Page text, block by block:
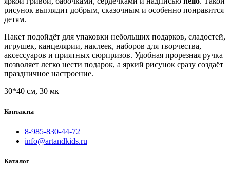
рисунок выглядит добрым, сказочным и особенно понравится
детям.
Пакет подойдёт для упаковки небольших подарков, сладостей,
игрушек, канцелярии, наклеек, наборов для творчества,
аксессуаров и приятных сюрпризов. Удобная прорезная ручка
позволяет легко нести подарок, а яркий рисунок сразу создаёт
праздничное настроение.
30*40 см, 30 мк
Контакты
8-985-830-44-72
info@artandkids.ru
Каталог